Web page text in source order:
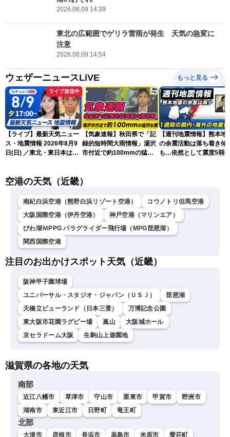
2026.08.09 14:39
東北の広範囲でゲリラ雷雨が発生 天気の急変に
注意
2026.08.09 14:54
ウェザーニュースLiVE もっと見る
ライブ放送中
【ライブ】最新天気ニュー
ス・地震情報 2026年8月9
日(日) ／東北・東日本は急
北美月／芳野達郎〉
【気象速報】秋田県で「記
録的短時間大雨情報」湯沢
市付近で約100mmの猛烈
【週刊地震情報】熊本地
の余震活動は落ち着き傾
も…依然として震度5弱警
空港の天気（近畿）
南紀白浜空港（熊野白浜リゾート空港）
コウノトリ但馬空港
大阪国際空港（伊丹空港）
神戸空港（マリンエア）
びわ湖ＭPPG パラグライダー飛行場（MPG琵琶湖）
関西国際空港
注目のお出かけスポット天気（近畿）
阪神甲子園球場
ユニバーサル・スタジオ・ジャパン（ＵＳＪ）
琵琶湖
天橋立ビューランド（日本三景）
万博記念公園
東大阪市花園ラグビー場
嵐山
大阪城ホール
京セラドーム大阪
生駒山上遊園地
滋賀県の各地の天気
南部
近江八幡市 草津市 守山市 栗東市 甲賀市
野洲市
湖南市
東近江市 日野町 竜王町
北部
大津市 彦根市 長浜市 高島市 米原市 愛荘町